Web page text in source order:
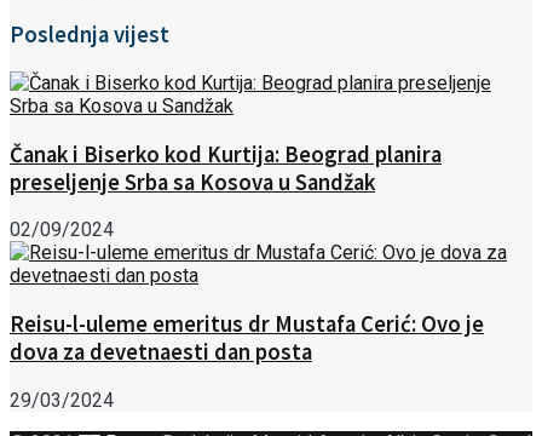
Poslednja vijest
Čanak i Biserko kod Kurtija: Beograd planira
preseljenje Srba sa Kosova u Sandžak
02/09/2024
Reisu-l-uleme emeritus dr Mustafa Cerić: Ovo je
dova za devetnaesti dan posta
29/03/2024